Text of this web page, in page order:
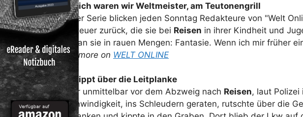
Plötzlich waren wir Weltmeister, am Teutonengrill
In einer Serie blicken jeden Sonntag Redakteure von "Welt
Abenteuer zurück, die sie bei Reisen in ihrer Kindheit und
hat man sie in rauen Mengen: Fantasie. Wenn ich mir früher
Read more on WELT ONLINE
Lkw kippt über die Leitplanke
Er war unmittelbar vor dem Abzweig nach Reisen, laut
Geschwindigkeit, ins Schleudern geraten, rutschte über die